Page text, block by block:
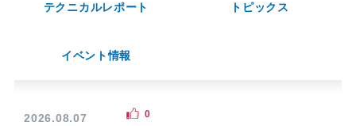
テクニカルレポート トピックス
イベント情報
2026.08.07 0